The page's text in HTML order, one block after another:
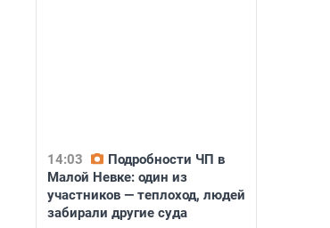
14:03
Подробности ЧП в
Малой Невке: один из
участников — теплоход, людей
забирали другие суда